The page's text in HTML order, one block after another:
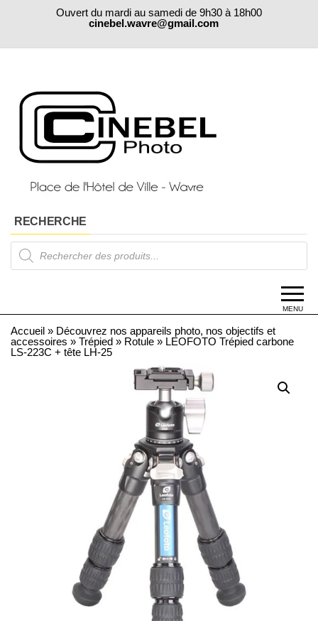
Ouvert du mardi au samedi de 9h30 à 18h00
cinebel.wavre@gmail.com
RECHERCHE
Products
search
MENU
Accueil » Découvrez nos appareils photo, nos objectifs et
accessoires » Trépied » Rotule » LEOFOTO Trépied carbone
LS-223C + tête LH-25